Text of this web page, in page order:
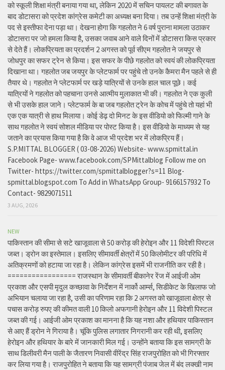
को स्कूली शिक्षा मंत्री बनाया गया था, लेकिन 2020 में सचिन पायलट की बगावत के
बाद डोटासरा को प्रदेश कांग्रेस कमेटी का अध्यक्ष बना दिया। तब उन्हें शिक्षा मंत्री के
पद से इस्तीफा देना पड़ा था। देखना होगा कि गहलोत ने 6 वर्ष पुराना मामला उठाकर
डोटासरा पर जो हमला किया है, उसका जवाब आने वाले दिनों में डोटासरा किस प्रकार
से देते हैं। लोकप्रियता का प्रदर्शन 2 अगस्त को पूर्व सीएम गहलोत ने जयपुर से
जोधपुर का सफर ट्रेन से किया। इस सफर के पीछे गहलोत को स्वयं की लोकप्रियता
दिखाना था। गहलोत जब जयपुर के प्लेटफार्म पर पहुंचे तो उनके कैमरा मैन पहले से ही
तैयार थे। गहलोत ने प्लेटफार्म पर खड़े यात्रियों से उनके हाल चाल पूछे। कई
यात्रियों ने गहलोत को पहचाना उनसे आत्मीय मुलाकात भी की। गहलोत ने एक कुली
से भी उसके हाल जाने। प्लेटफार्म के बा जब गहलोत ट्रेन के कोच में पहुंचे तो यहां भी
एक एक यात्री से हाथ मिलाया। कोई डेढ़ दो मिनट के इस वीडियो को फिल्मी गाने के
साथ गहलोत ने स्वयं सोशल मीडिया पर पोस्ट किया है। इस वीडियो के माध्यम से यह
जताने का प्रयास किया गया है कि वे आज भी प्रदेश भर में लोकप्रिय हैं।
S.P.MITTAL BLOGGER ( 03-08-2026) Website- www.spmittal.in
Facebook Page- www.facebook.com/SPMittalblog Follow me on
Twitter- https://twitter.com/spmittalblogger?s=11 Blog-
spmittal.blogspot.com To Add in WhatsApp Group- 9166157932 To
Contact- 9829071511
3 AUG, 2026
NEW
पाकिस्तान की सीमा से सटे खाजूवाला से 50 करोड़ की हेरोइन और 11 विदेशी पिस्टल
जब्त। ड्रोन का इस्तेमाल। इसलिए सीमावर्ती क्षेत्रों में 50 किलोमीटर की परिधि में
अतिक्रमणों को हटाया जा रहा है। लेकिन कांग्रेस इसमें भी राजनीति कर रही है।
================= राजस्थान के सीमावर्ती बीकानेर रेंज में आईजी ओम
प्रकाश और एसपी मृदुल कच्छावा के निर्देशन में नार्को आर्म्स, सिडीकेट के खिलाफ जो
अभियान चलाया जा रहा है, उसी का परिणाम रहा कि 2 अगस्त को खाजूवाला क्षेत्र से
पचास करोड़ रुपए की कीमत वाली 10 किलो अफगानी हेरोइन और 11 विदेशी पिस्टल
जब्त की गई। आईजी ओम प्रकाश का मानना है कि यह नशा और हथियार पाकिस्तान
से आए हैं ड्रोन ने गिराया है। चूंकि पुलिस लगातार निगरानी कर रही थी, इसलिए
हेरोइन और हथियार के बारे में जानकारी मिल गई। उन्होंने बताया कि इस सामग्री के
साथ डिलीवरी मैन पाली के जैतारण निवासी वीरेंद्र सिंह राजपुरोहित को भी गिरफ्तार
कर लिया गया है। राजपुरोहित ने बताया कि यह सामग्री पंजाब जेल में बंद लक्खी नाम